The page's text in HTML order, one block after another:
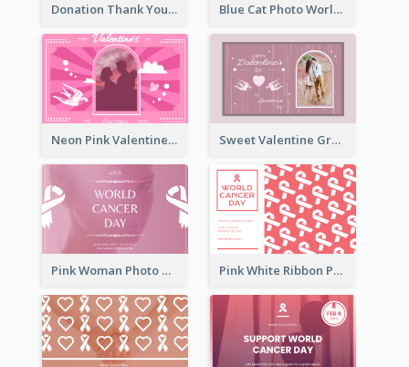
Donation Thank You Card Blue Cat Photo World Wildlife Day Greeting Card
Neon Pink Valentine Greeting Card Design Ideas Sweet Valentine Greeting Card Design Ideas
Pink Woman Photo World Cancer Day Greeting Card Pink White Ribbon Patterns World Cancer Day Greeting Card